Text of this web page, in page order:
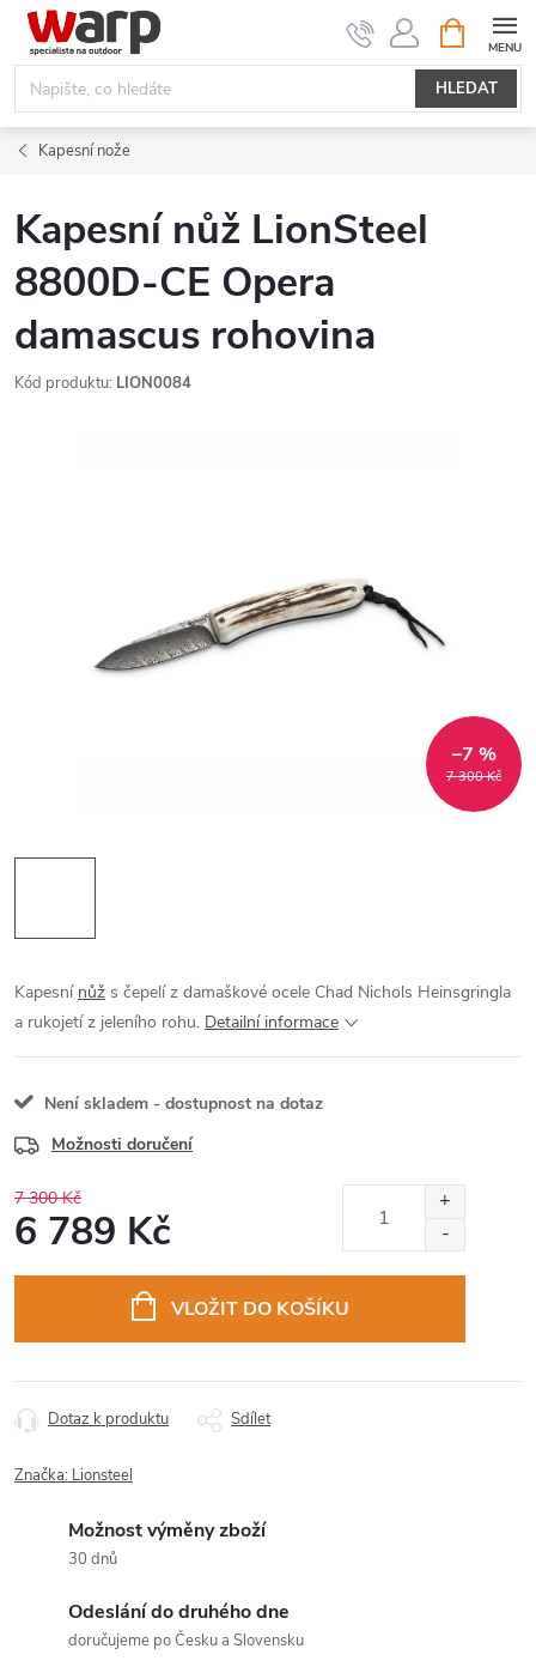
Přejít
obsah
HLEDAT
NÁKUPNÍ
KOŠÍK
Kapesní nože
Kapesní nůž LionSteel
8800D-CE Opera
damascus rohovina
Kód produktu: LION0084
7 300 Kč
–7 %
Kapesní nůž s čepelí z damaškové ocele Chad Nichols Heinsgringla
a rukojetí z jeleního rohu. Detailní informace
Není skladem - dostupnost na dotaz
Možnosti doručení
7 300 Kč
6 789 Kč
VLOŽIT DO KOŠÍKU
Dotaz k produktu Sdílet
Značka: Lionsteel
Možnost výměny zboží
30 dnů
Odeslání do druhého dne
doručujeme po Česku a Slovensku